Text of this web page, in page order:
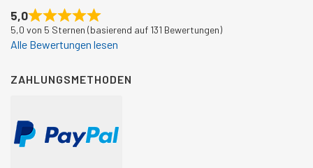
5,0
5,0 von 5 Sternen (basierend auf 131 Bewertungen)
Alle Bewertungen lesen
ZAHLUNGSMETHODEN